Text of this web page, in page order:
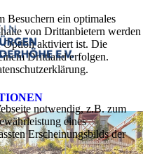
Besuchern ein optimales
von Drittanbietern werden
Option aktiviert ist. Die
Drittland erfolgen.
notwendig, z.B. zum
eines
Erscheinungsbilds der